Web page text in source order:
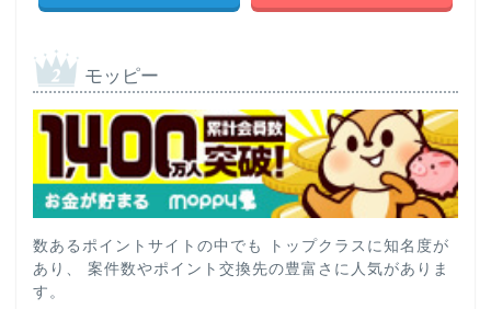
モッピー
数あるポイントサイトの中でも トップクラスに知名度が
あり、 案件数やポイント交換先の豊富さに人気がありま
す。